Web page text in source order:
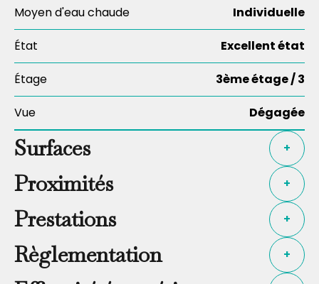
Moyen d'eau chaude Individuelle
État Excellent état
Étage 3ème étage / 3
Vue Dégagée
Surfaces +
Proximités +
Prestations +
Règlementation +